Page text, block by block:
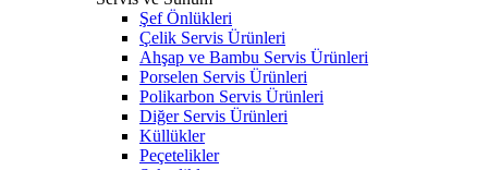
Şef Önlükleri
Çelik Servis Ürünleri
Ahşap ve Bambu Servis Ürünleri
Porselen Servis Ürünleri
Polikarbon Servis Ürünleri
Diğer Servis Ürünleri
Küllükler
Peçetelikler